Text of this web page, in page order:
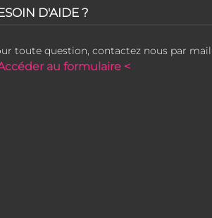
D'AIDE ?
toute question, contactez nous par mail
au formulaire <